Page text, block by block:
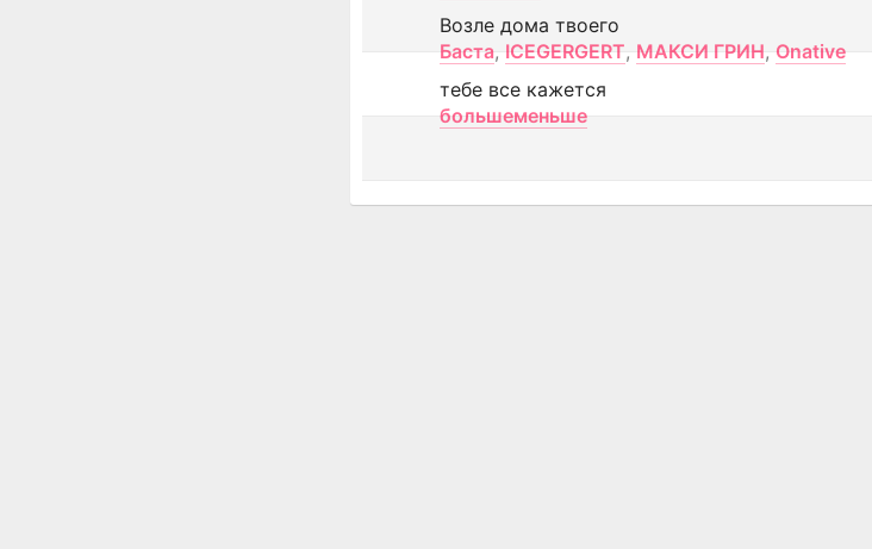
Возле дома твоего
Баста, ICEGERGERT, МАКСИ ГРИН, Onative
тебе все кажется
большеменьше